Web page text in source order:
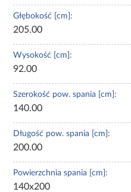
Głębokość [cm]:
205.00
Wysokość [cm]:
92.00
Szerokość pow. spania [cm]:
140.00
Długość pow. spania [cm]:
200.00
Powierzchnia spania [cm]:
140x200